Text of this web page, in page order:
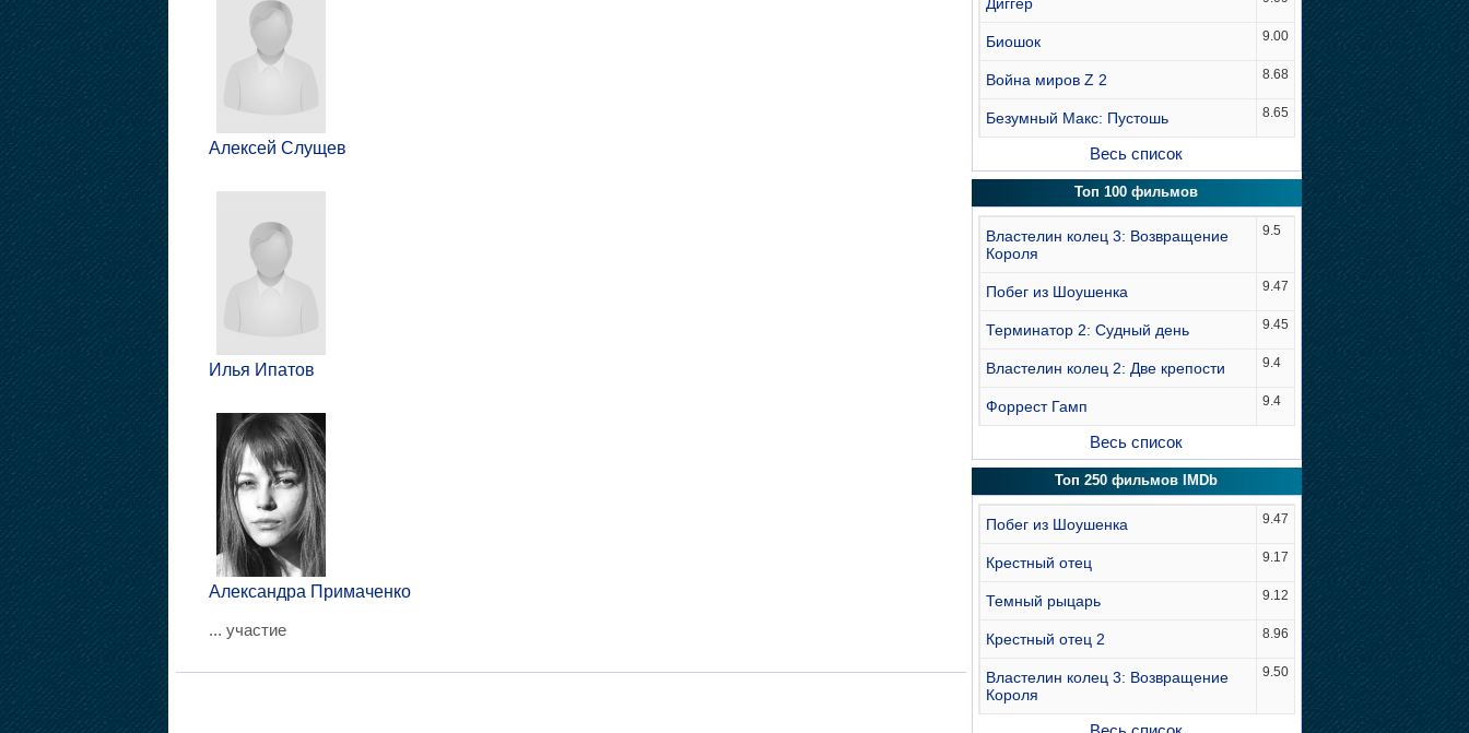
Алексей Слущев
Илья Ипатов
Александра Примаченко
... участие
Биошок 9.00
Война миров Z 2 8.68
Безумный Макс: Пустошь 8.65
Весь список
Топ 100 фильмов
Властелин колец 3: Возвращение
Короля
9.5
Побег из Шоушенка 9.47
Терминатор 2: Судный день 9.45
Властелин колец 2: Две крепости 9.4
Форрест Гамп 9.4
Весь список
Топ 250 фильмов IMDb
Побег из Шоушенка 9.47
Крестный отец 9.17
Темный рыцарь 9.12
Крестный отец 2 8.96
Властелин колец 3: Возвращение
Короля
9.50